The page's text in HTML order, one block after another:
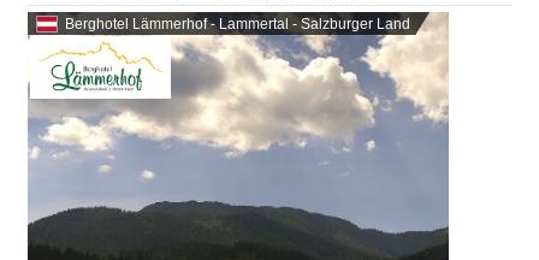
Berghotel Lämmerhof - Lammertal - Salzburger Land